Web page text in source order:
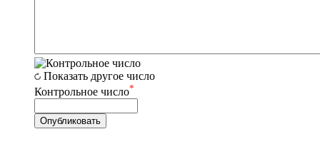
Показать другое число
Контрольное число*